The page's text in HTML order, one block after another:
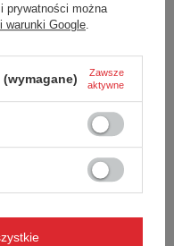
Loop Mini 300ml -
prywatności można
warunki Google
Zawsze
aktywne